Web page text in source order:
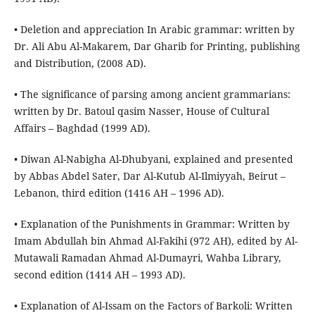
• Deletion and appreciation In Arabic grammar: written by
Dr. Ali Abu Al-Makarem, Dar Gharib for Printing, publishing
and Distribution, (2008 AD).
• The significance of parsing among ancient grammarians:
written by Dr. Batoul qasim Nasser, House of Cultural
Affairs – Baghdad (1999 AD).
• Diwan Al-Nabigha Al-Dhubyani, explained and presented
by Abbas Abdel Sater, Dar Al-Kutub Al-Ilmiyyah, Beirut –
Lebanon, third edition (1416 AH – 1996 AD).
• Explanation of the Punishments in Grammar: Written by
Imam Abdullah bin Ahmad Al-Fakihi (972 AH), edited by Al-
Mutawali Ramadan Ahmad Al-Dumayri, Wahba Library,
second edition (1414 AH – 1993 AD).
• Explanation of Al-Issam on the Factors of Barkoli: Written